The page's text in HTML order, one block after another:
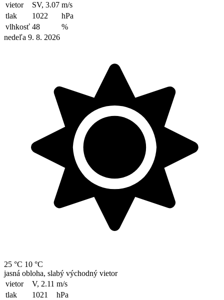
vietor
SV, 3.07 m/s
tlak
1022
hPa
vlhkosť 48
%
nedeľa 9. 8. 2026
25 °C 10 °C
jasná obloha, slabý východný vietor
vietor
V, 2.11 m/s
tlak
1021
hPa